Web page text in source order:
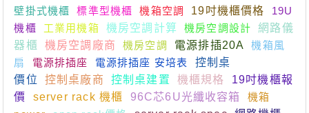
壁掛式機櫃
標準型機櫃 機箱空調 19吋機櫃價格
19U
機櫃
工業用機箱 機房空調計算 機房空調設計
網路儀
器櫃
機房空調廠商 機房空調 電源排插20A
機箱風
扇
電源排插座 電源排插座 安培表
控制桌
價位
控制桌廠商 控制桌建置 機櫃規格
19吋機櫃報
價
server rack 機櫃 96C芯6U光纖收容箱
機箱